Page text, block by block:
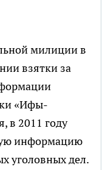
милиции в
взятки за
«Ифы-
в 2011 году
информацию
уголовных дел.